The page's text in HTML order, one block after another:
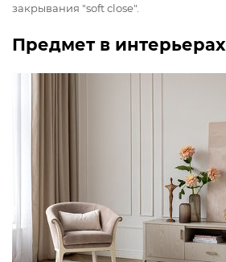
закрывания "soft close".
Предмет в интерьерах